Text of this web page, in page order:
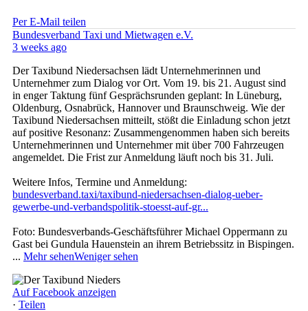
Per E-Mail teilen
Bundesverband Taxi und Mietwagen e.V.
3 weeks ago
Der Taxibund Niedersachsen lädt Unternehmerinnen und
Unternehmer zum Dialog vor Ort. Vom 19. bis 21. August sind
in enger Taktung fünf Gesprächsrunden geplant: In Lüneburg,
Oldenburg, Osnabrück, Hannover und Braunschweig. Wie der
Taxibund Niedersachsen mitteilt, stößt die Einladung schon jetzt
auf positive Resonanz: Zusammengenommen haben sich bereits
Unternehmerinnen und Unternehmer mit über 700 Fahrzeugen
angemeldet. Die Frist zur Anmeldung läuft noch bis 31. Juli.
Weitere Infos, Termine und Anmeldung:
bundesverband.taxi/taxibund-niedersachsen-dialog-ueber-
gewerbe-und-verbandspolitik-stoesst-auf-gr...
Foto: Bundesverbands-Geschäftsführer Michael Oppermann zu
Gast bei Gundula Hauenstein an ihrem Betriebssitz in Bispingen.
... Mehr sehenWeniger sehen
Auf Facebook anzeigen
· Teilen